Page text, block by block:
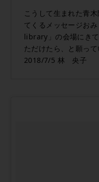
こうして生まれた青
てくるメッセージお
library」の会場にき
ただけたら、と願って
2018/7/5 林 央子